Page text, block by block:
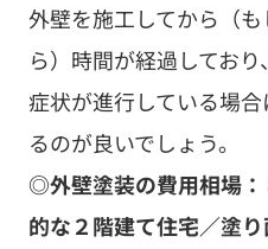
外壁を施工してから（
ら）時間が経過してお
症状が進行している場
るのが良いでしょう。
◎外壁塗装の費用相場
的な２階建て住宅／塗り